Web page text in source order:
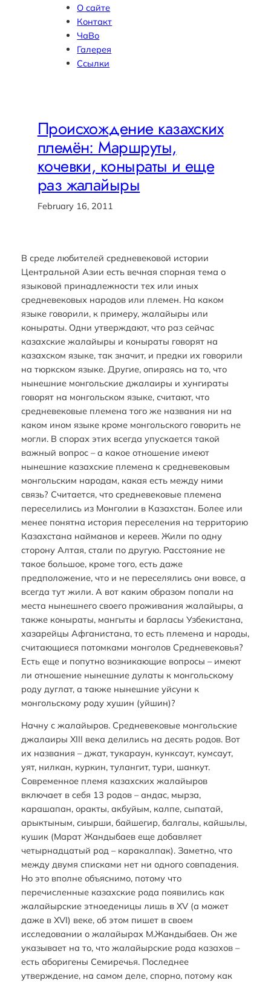
О сайте
Контакт
ЧаВо
Галерея
Ссылки
Происхождение казахских
племён: Маршруты,
кочевки, коныраты и еще
раз жалайыры
February 16, 2011
В среде любителей средневековой истории
Центральной Азии есть вечная спорная тема о
языковой принадлежности тех или иных
средневековых народов или племен. На каком
языке говорили, к примеру, жалайыры или
коныраты. Одни утверждают, что раз сейчас
казахские жалайыры и коныраты говорят на
казахском языке, так значит, и предки их говорили
на тюркском языке. Другие, опираясь на то, что
нынешние монгольские джалаиры и хунгираты
говорят на монгольском языке, считают, что
средневековые племена того же названия ни на
каком ином языке кроме монгольского говорить не
могли. В спорах этих всегда упускается такой
важный вопрос – а какое отношение имеют
нынешние казахские племена к средневековым
монгольским народам, какая есть между ними
связь? Считается, что средневековые племена
переселились из Монголии в Казахстан. Более или
менее понятна история переселения на территорию
Казахстана найманов и кереев. Жили по одну
сторону Алтая, стали по другую. Расстояние не
такое большое, кроме того, есть даже
предположение, что и не переселялись они вовсе, а
всегда тут жили. А вот каким образом попали на
места нынешнего своего проживания жалайыры, а
также коныраты, мангыты и барласы Узбекистана,
хазарейцы Афганистана, то есть племена и народы,
считающиеся потомками монголов Средневековья?
Есть еще и попутно возникающие вопросы – имеют
ли отношение нынешние дулаты к монгольскому
роду дуглат, а также нынешние уйсуни к
монгольскому роду хушин (уйшин)?
Начну с жалайыров. Средневековые монгольские
джалаиры XIII века делились на десять родов. Вот
их названия – джат, тукараун, кунксаут, кумсаут,
уят, нилкан, куркин, тулангит, тури, шанкут.
Современное племя казахских жалайыров
включает в себя 13 родов – андас, мырза,
карашапан, оракты, акбуйым, калпе, сыпатай,
арыктыным, сиырши, байшегир, балгалы, кайшылы,
кушик (Марат Жандыбаев еще добавляет
четырнадцатый род – каракалпак). Заметно, что
между двумя списками нет ни одного совпадения.
Но это вполне объяснимо, потому что
перечисленные казахские рода появились как
жалайырские этноеденицы лишь в XV (а может
даже в XVI) веке, об этом пишет в своем
исследовании о жалайырах М.Жандыбаев. Он же
указывает на то, что жалайырские рода казахов –
есть аборигены Семиречья. Последнее
утверждение, на самом деле, спорно, потому как